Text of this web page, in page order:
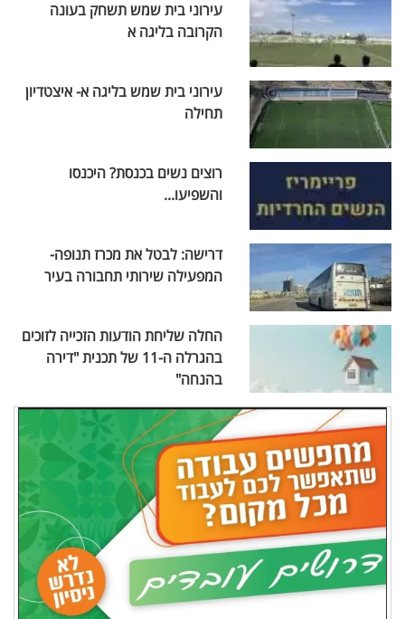
עירוני בית שמש תשחק בעונה
הקרובה בליגה א
עירוני בית שמש בליגה א- איצטדיון
תחילה
רוצים נשים בכנסת? היכנסו
והשפיעו...
דרישה: לבטל את מכרז תנופה-
המפעילה שירותי תחבורה בעיר
החלה שליחת הודעות הזכייה לזוכים
בהגרלה ה-11 של תכנית "דירה
בהנחה"